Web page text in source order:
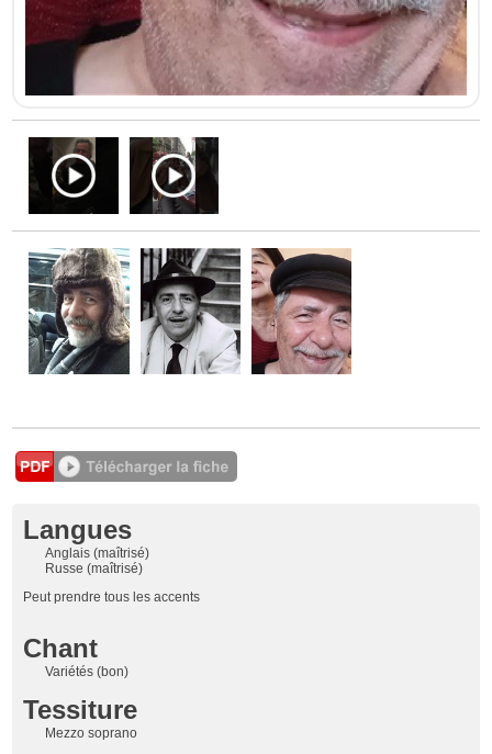
Langues
Anglais (maîtrisé)
Russe (maîtrisé)
Peut prendre tous les accents
Chant
Variétés (bon)
Tessiture
Mezzo soprano